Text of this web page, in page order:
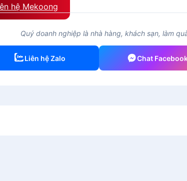
hệ Mekoong
Quý doanh nghiệp là nhà hàng, khách sạn, làm
Liên hệ Zalo Chat